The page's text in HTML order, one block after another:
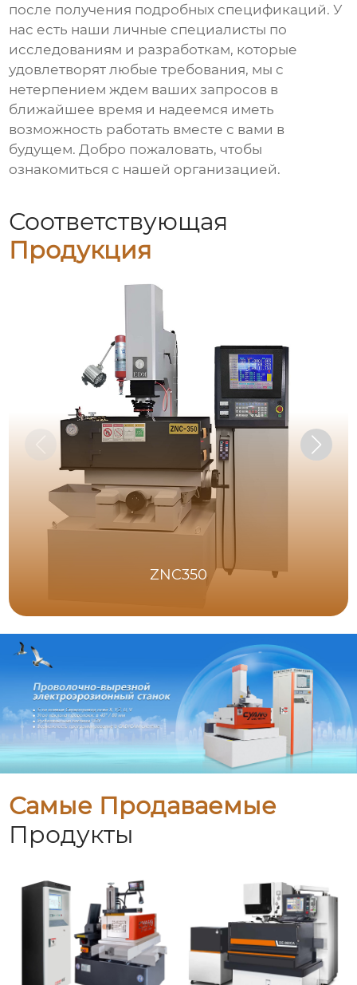
после получения подробных спецификаций. У
нас есть наши личные специалисты по
исследованиям и разработкам, которые
удовлетворят любые требования, мы с
нетерпением ждем ваших запросов в
ближайшее время и надеемся иметь
возможность работать вместе с вами в
будущем. Добро пожаловать, чтобы
ознакомиться с нашей организацией.
Соответствующая
Продукция
ZNC350
Самые Продаваемые
Продукты